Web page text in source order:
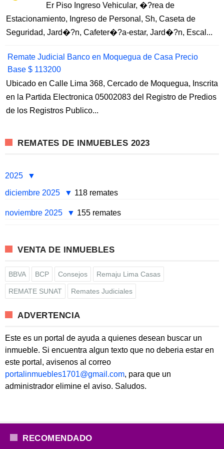
Er Piso Ingreso Vehicular, �?rea de
Estacionamiento, Ingreso de Personal, Sh, Caseta de
Seguridad, Jard�?n, Cafeter�?a-estar, Jard�?n, Escal...
Remate Judicial Banco en Moquegua de Casa Precio
Base $ 113200
Ubicado en Calle Lima 368, Cercado de Moquegua, Inscrita
en la Partida Electronica 05002083 del Registro de Predios
de los Registros Publico...
REMATES DE INMUEBLES 2023
2025
diciembre 2025
118 remates
noviembre 2025 155 remates
VENTA DE INMUEBLES
BBVA BCP Consejos Remaju Lima Casas
REMATE SUNAT Remates Judiciales
ADVERTENCIA
Este es un portal de ayuda a quienes desean buscar un
inmueble. Si encuentra algun texto que no deberia estar en
este portal, avisenos al correo
portalinmuebles1701@gmail.com, para que un
administrador elimine el aviso. Saludos.
RECOMENDADO